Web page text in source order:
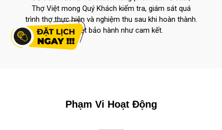
Thợ Việt mong Quý Khách kiểm tra, giám sát quá
trình thợ thực hiện và nghiệm thu sau khi hoàn thành.
Thợ Việt bảo hành như cam kết.
Phạm Vi Hoạt Động